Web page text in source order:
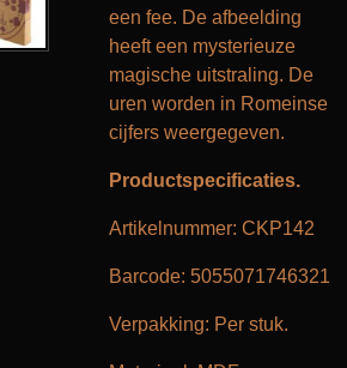
een fee. De afbeelding
heeft een mysterieuze
magische uitstraling. De
uren worden in Romeinse
cijfers weergegeven.
Productspecificaties.
Artikelnummer: CKP142
Barcode: 5055071746321
Verpakking: Per stuk.